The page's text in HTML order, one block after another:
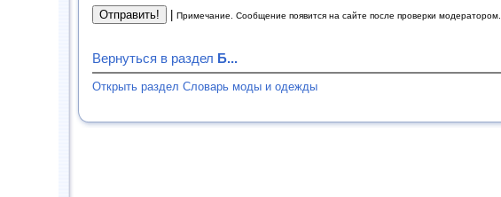
Примечание. Сообщение появится на сайте после проверки модератором.
Вернуться в раздел Б...
Открыть раздел Словарь моды и одежды